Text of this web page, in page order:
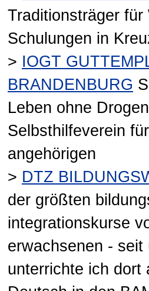
Traditionsträger
Schulungen in
> IOGT
BRANDENBURG
Leben ohne
Selbsthilfeverein
angehörigen
> DTZ
der größten
integrationskurse
erwachsenen - seit
unterrichte ich dort